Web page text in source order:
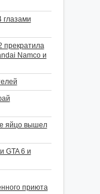
глазами
прекратила
Namco и
яйцо вышел
GTA 6 и
приюта